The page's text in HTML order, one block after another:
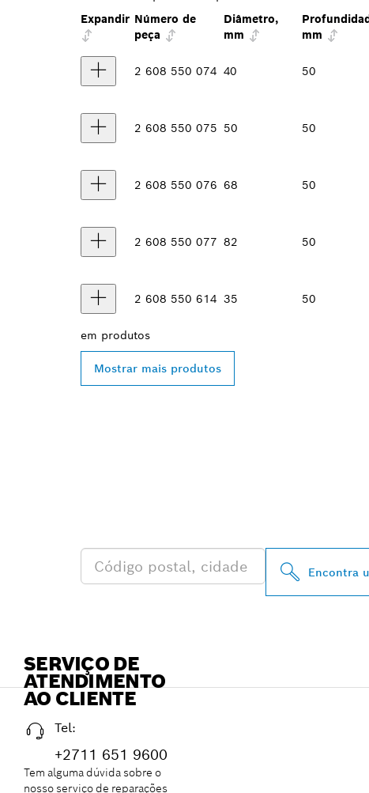
Expandir Número de
peça
Diâmetro,
mm
mm
2 608 550 074 40 50
2 608 550 075 50 50
2 608 550 076 68 50
2 608 550 077 82 50
2 608 550 614 35 50
em produtos
Mostrar mais produtos
Encontra
SERVIÇO DE
ATENDIMENTO
AO CLIENTE
Tel:
+2711 651 9600
Tem alguma dúvida sobre o
nosso serviço de reparações